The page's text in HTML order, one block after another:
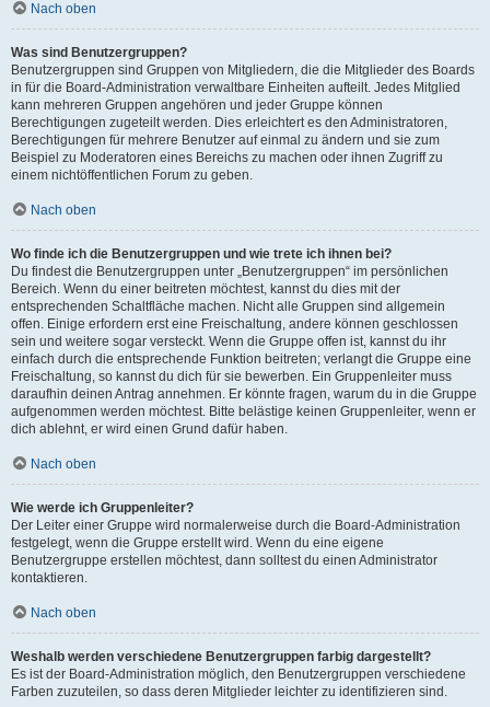
Nach oben
Was sind Benutzergruppen?
Benutzergruppen sind Gruppen von Mitgliedern, die die Mitglieder des Boards
in für die Board-Administration verwaltbare Einheiten aufteilt. Jedes Mitglied
kann mehreren Gruppen angehören und jeder Gruppe können
Berechtigungen zugeteilt werden. Dies erleichtert es den Administratoren,
Berechtigungen für mehrere Benutzer auf einmal zu ändern und sie zum
Beispiel zu Moderatoren eines Bereichs zu machen oder ihnen Zugriff zu
einem nichtöffentlichen Forum zu geben.
Nach oben
Wo finde ich die Benutzergruppen und wie trete ich ihnen bei?
Du findest die Benutzergruppen unter „Benutzergruppen“ im persönlichen
Bereich. Wenn du einer beitreten möchtest, kannst du dies mit der
entsprechenden Schaltfläche machen. Nicht alle Gruppen sind allgemein
offen. Einige erfordern erst eine Freischaltung, andere können geschlossen
sein und weitere sogar versteckt. Wenn die Gruppe offen ist, kannst du ihr
einfach durch die entsprechende Funktion beitreten; verlangt die Gruppe eine
Freischaltung, so kannst du dich für sie bewerben. Ein Gruppenleiter muss
daraufhin deinen Antrag annehmen. Er könnte fragen, warum du in die Gruppe
aufgenommen werden möchtest. Bitte belästige keinen Gruppenleiter, wenn er
dich ablehnt, er wird einen Grund dafür haben.
Nach oben
Wie werde ich Gruppenleiter?
Der Leiter einer Gruppe wird normalerweise durch die Board-Administration
festgelegt, wenn die Gruppe erstellt wird. Wenn du eine eigene
Benutzergruppe erstellen möchtest, dann solltest du einen Administrator
kontaktieren.
Nach oben
Weshalb werden verschiedene Benutzergruppen farbig dargestellt?
Es ist der Board-Administration möglich, den Benutzergruppen verschiedene
Farben zuzuteilen, so dass deren Mitglieder leichter zu identifizieren sind.